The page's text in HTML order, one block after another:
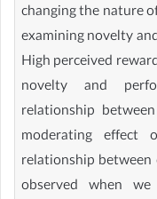
changing the nature
examining novelty
High perceived
novelty and
relationship
moderating
relationship
observed when